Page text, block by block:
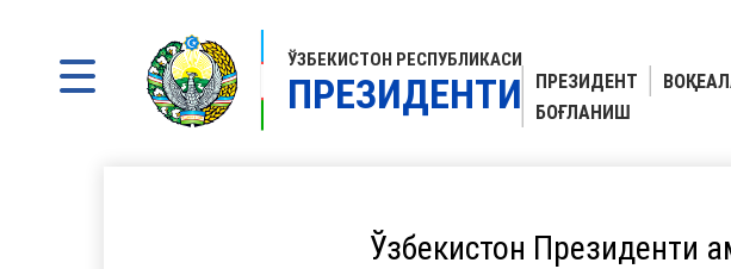
ЎЗБЕКИСТОН РЕСПУБЛИКАСИ
ПРЕЗИДЕНТИ ПРЕЗИДЕНТ
БОҒЛАНИШ
Ўзбекистон Президенти